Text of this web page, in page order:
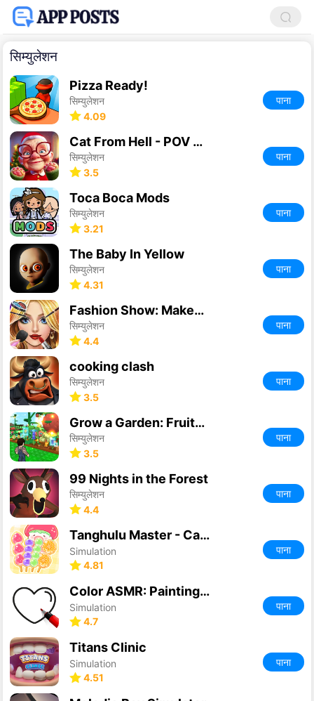
सिम्युलेशन
Pizza Ready!
सिम्युलेशन
4.09
पाना
Cat From Hell - POV Simulator
सिम्युलेशन
3.5
पाना
Toca Boca Mods
सिम्युलेशन
3.21
पाना
The Baby In Yellow
सिम्युलेशन
4.31
पाना
Fashion Show: Makeup, Dress Up
सिम्युलेशन
4.4
पाना
cooking clash
सिम्युलेशन
3.5
पाना
Grow a Garden: Fruits & Animal
सिम्युलेशन
3.5
पाना
99 Nights in the Forest
सिम्युलेशन
4.4
पाना
Tanghulu Master - Candy ASMR
Simulation
4.81
पाना
Color ASMR: Painting Book
Simulation
4.7
पाना
Titans Clinic
Simulation
4.51
पाना